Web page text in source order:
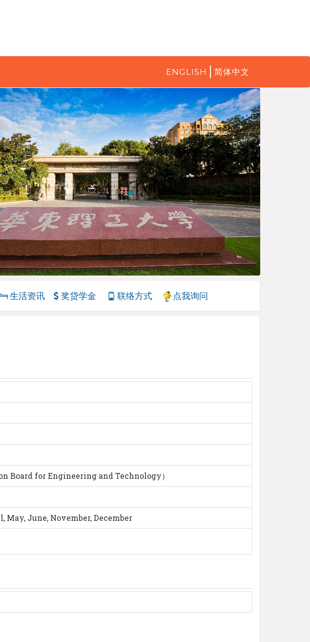
ENGLISH 简体中文
生活资讯 奖贷学金 联络方式 点我询问
Board for Engineering and Technology）
May, June, November, December